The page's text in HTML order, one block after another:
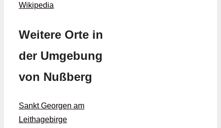
Wikipedia
Weitere Orte in
der Umgebung
von Nußberg
Sankt Georgen am
Leithagebirge